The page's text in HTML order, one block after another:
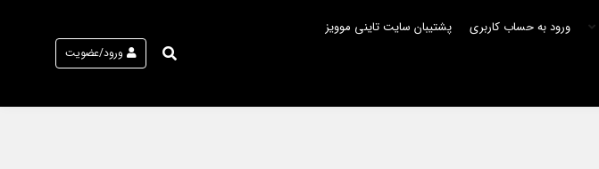
ورود به حساب کاربری پشتیبان سایت تاینی موویز
ورود/عضویت